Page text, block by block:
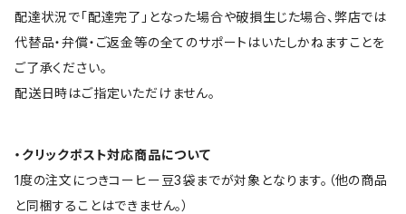
配達状況で「配達完了」となった場合や破損生じた場合、弊店では
代替品・弁償・ご返金等の全てのサポートはいたしかねますことを
ご了承ください。
配送日時はご指定いただけません。
・クリックポスト対応商品について
1度の注文につきコーヒー豆3袋までが対象となります。（他の商品
と同梱することはできません。）